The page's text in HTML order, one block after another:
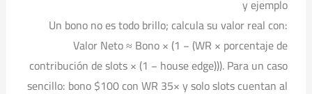
y ejemplo
Un bono no es todo brillo; calcula su valor real con:
Valor Neto ≈ Bono × (1 − (WR × porcentaje de
contribución de slots × (1 − house edge))). Para un caso
sencillo: bono $100 con WR 35× y solo slots cuentan al